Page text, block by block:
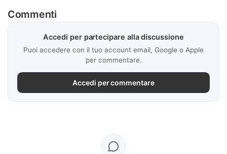
Commenti
Accedi per partecipare alla discussione
Puoi accedere con il tuo account email, Google o Apple
per commentare.
Accedi per commentare